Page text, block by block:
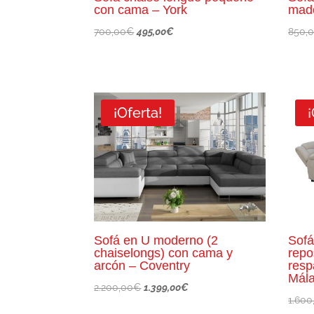
con cama – York
700,00€ El
700,00€.
495,00€El
495,00€.
¡Oferta!
Sofá en U moderno (2
chaiselongs) con cama y
arcón – Coventry
2.200,00€ El
1.399,00€El